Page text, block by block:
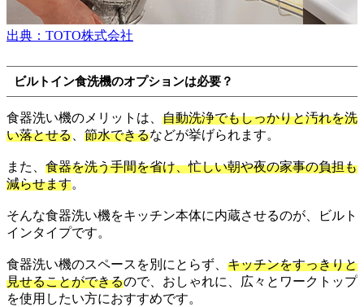
出典：TOTO株式会社
ビルトイン食洗機のオプションは必要？
食器洗い機のメリットは、 自動洗浄でもしっかりと汚れを洗
い落とせる、 節水できるなどが挙げられます。
また、 食器を洗う手間を省け、忙しい朝や夜の家事の負担も
減らせます。
そんな食器洗い機をキッチン本体に内蔵させるのが、ビルト
インタイプです。
食器洗い機のスペースを別にとらず、 キッチンをすっきりと
見せることができるので、おしゃれに、広々とワークトップ
を使用したい方におすすめです。